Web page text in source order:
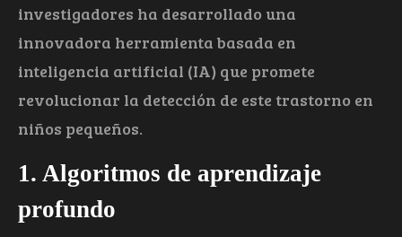
investigadores ha desarrollado una
innovadora herramienta basada en
inteligencia artificial (IA) que promete
revolucionar la detección de este trastorno en
niños pequeños.
1. Algoritmos de aprendizaje
profundo